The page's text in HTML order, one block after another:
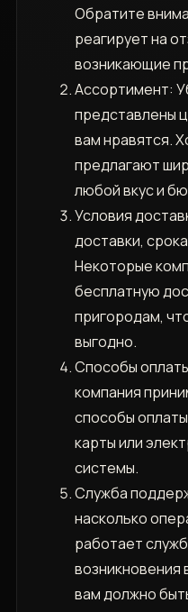
Обратите
реагирует на
возникающие
Ассортимент:
представлены
вам нравятся.
предлагают
любой вкус и
Условия
доставки‚
Некоторые
бесплатную
пригородам‚
выгодно.
Способы
компания
способы
карты или
системы.
Служба
насколько
работает
возникновения
вам должно